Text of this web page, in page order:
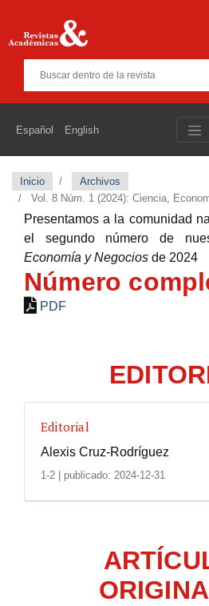
Español English
Inicio
Archivos
Vol. 8 Núm. 1 (2024): Ciencia,
Presentamos a la comunidad
el segundo número de
Economía y Negocios de 2024
Número
PDF
Editorial
Alexis Cruz-Rodríguez
1-2 publicado: 2024-12-31